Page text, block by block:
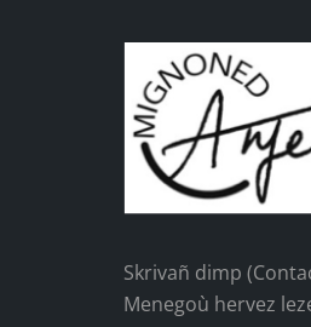
Skrivañ dimp
Menegoù hervez